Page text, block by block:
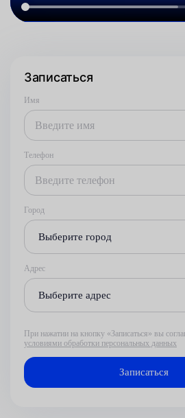
Записаться
Имя
Телефон
Город
Выберите город
Адрес
Выберите адрес
При нажатии на кнопку «Записаться» вы
условиями обработки персональных данных